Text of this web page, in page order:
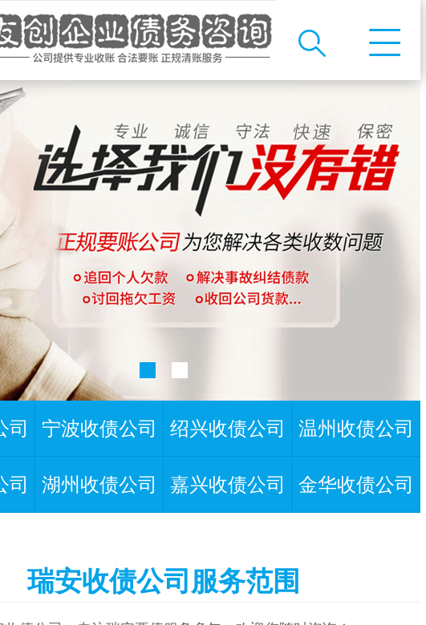
司 宁波收债公司 绍兴收债公司 温州收债公司
司 湖州收债公司 嘉兴收债公司 金华收债公司
瑞安收债公司服务范围